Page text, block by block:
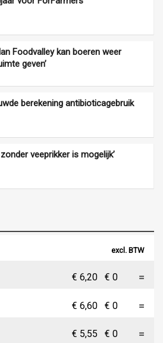
Foodvalley kan boeren weer
geven’
berekening antibioticagebruik
zonder veeprikker is mogelijk’
excl. BTW
€ 6,20 € 0
€ 6,60 € 0
€ 5,55 € 0